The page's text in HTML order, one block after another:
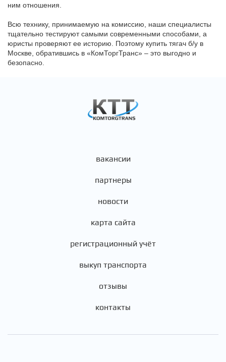
ним отношения.
Всю технику, принимаемую на комиссию, наши специалисты
тщательно тестируют самыми современными способами, а
юристы проверяют ее историю. Поэтому купить тягач б/у в
Москве, обратившись в «КомТоргТранс» – это выгодно и
безопасно.
вакансии
партнеры
новости
карта сайта
регистрационный учёт
выкуп транспорта
отзывы
контакты